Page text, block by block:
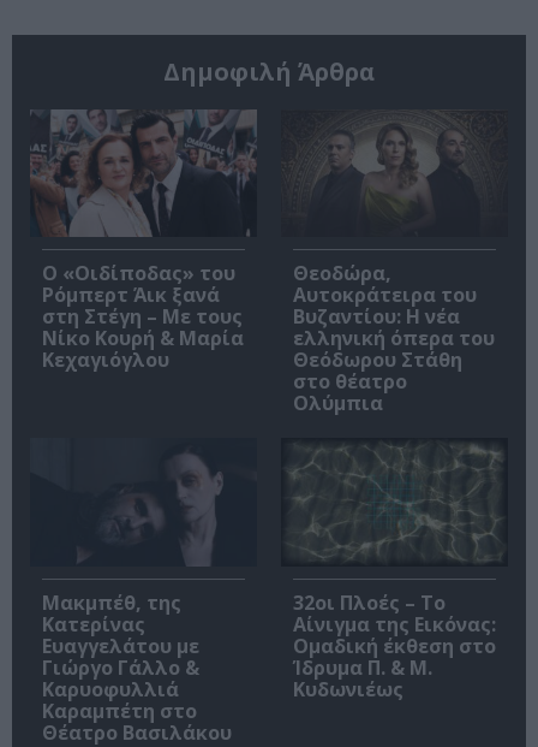
Δημοφιλή Άρθρα
O «Οιδίποδας» του
Ρόμπερτ Άικ ξανά
στη Στέγη – Με τους
Νίκο Κουρή & Μαρία
Κεχαγιόγλου
Θεοδώρα,
Αυτοκράτειρα του
Βυζαντίου: Η νέα
ελληνική όπερα του
Θεόδωρου Στάθη
στο θέατρο
Ολύμπια
Μακμπέθ, της
Κατερίνας
Ευαγγελάτου με
Γιώργο Γάλλο &
Καρυοφυλλιά
Καραμπέτη στο
Θέατρο Βασιλάκου
32οι Πλοές – Το
Αίνιγμα της Εικόνας:
Ομαδική έκθεση στο
Ίδρυμα Π. & Μ.
Κυδωνιέως